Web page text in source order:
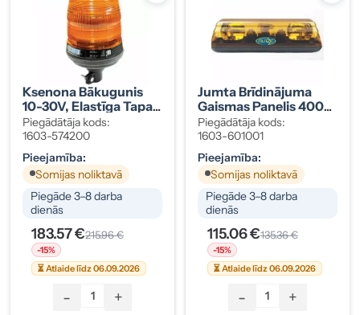
Ksenona Bākugunis
10-30V, Elastīga Tapa
(DIN)
Piegādātāja kods:
1603-574200
Pieejamība:
Somijas noliktavā
Piegāde 3–8 darba
dienās
183.57 €215.96 €
-15%
⏳ Atlaide līdz 06.09.2026
- +
Jumta Brīdinājuma
Gaismas Panelis 400
Mm FF, Dzeltens, 12V,
ECE R65
Piegādātāja kods:
1603-601001
Pieejamība:
Somijas noliktavā
Piegāde 3–8 darba
dienās
115.06 €135.36 €
-15%
⏳ Atlaide līdz 06.09.2026
- +